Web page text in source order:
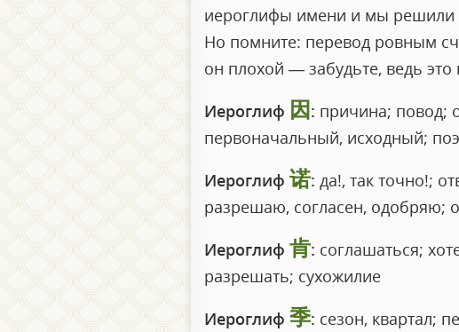
иероглифы имени и мы решили
Но помните: перевод ровным
он плохой — забудьте, ведь
Иероглиф 因: причина; повод;
первоначальный, исходный;
Иероглиф诺: да!, так точно!;
разрешаю, согласен, одобряю;
Иероглиф肯: соглашаться;
разрешать; сухожилие
Иероглиф季: сезон, квартал;